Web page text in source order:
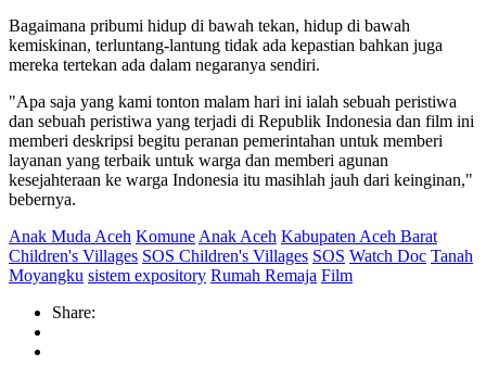
Bagaimana pribumi hidup di bawah tekan, hidup di bawah
kemiskinan, terluntang-lantung tidak ada kepastian bahkan juga
mereka tertekan ada dalam negaranya sendiri.
"Apa saja yang kami tonton malam hari ini ialah sebuah peristiwa
dan sebuah peristiwa yang terjadi di Republik Indonesia dan film ini
memberi deskripsi begitu peranan pemerintahan untuk memberi
layanan yang terbaik untuk warga dan memberi agunan
kesejahteraan ke warga Indonesia itu masihlah jauh dari keinginan,"
bebernya.
Anak Muda Aceh Komune Anak Aceh Kabupaten Aceh Barat
Children's Villages SOS Children's Villages SOS Watch Doc Tanah
Moyangku sistem expository Rumah Remaja Film
Share: